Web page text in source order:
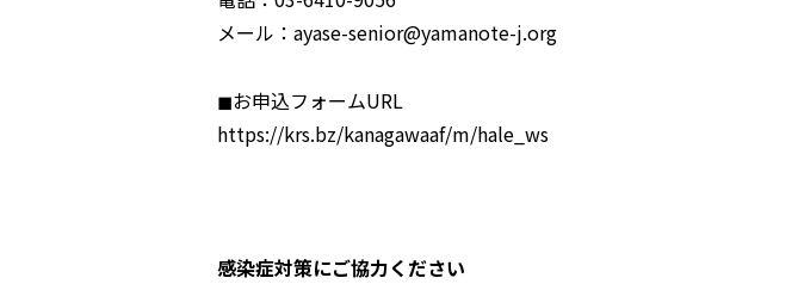
メール：ayase-senior@yamanote-j.org
◼︎お申込フォームURL
https://krs.bz/kanagawaaf/m/hale_ws
感染症対策にご協力ください